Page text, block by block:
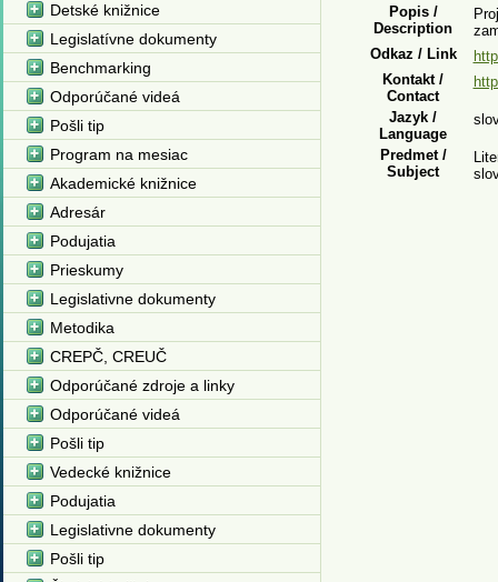
Popis /
Description
Odkaz / Link
Kontakt /
Contact
Jazyk /
Language
Predmet /
Subject
Detské knižnice
Legislatívne dokumenty
Benchmarking
Odporúčané videá
Pošli tip
Program na mesiac
Akademické knižnice
Adresár
Podujatia
Prieskumy
Legislativne dokumenty
Metodika
CREPČ, CREUČ
Odporúčané zdroje a linky
Odporúčané videá
Pošli tip
Vedecké knižnice
Podujatia
Legislativne dokumenty
Pošli tip